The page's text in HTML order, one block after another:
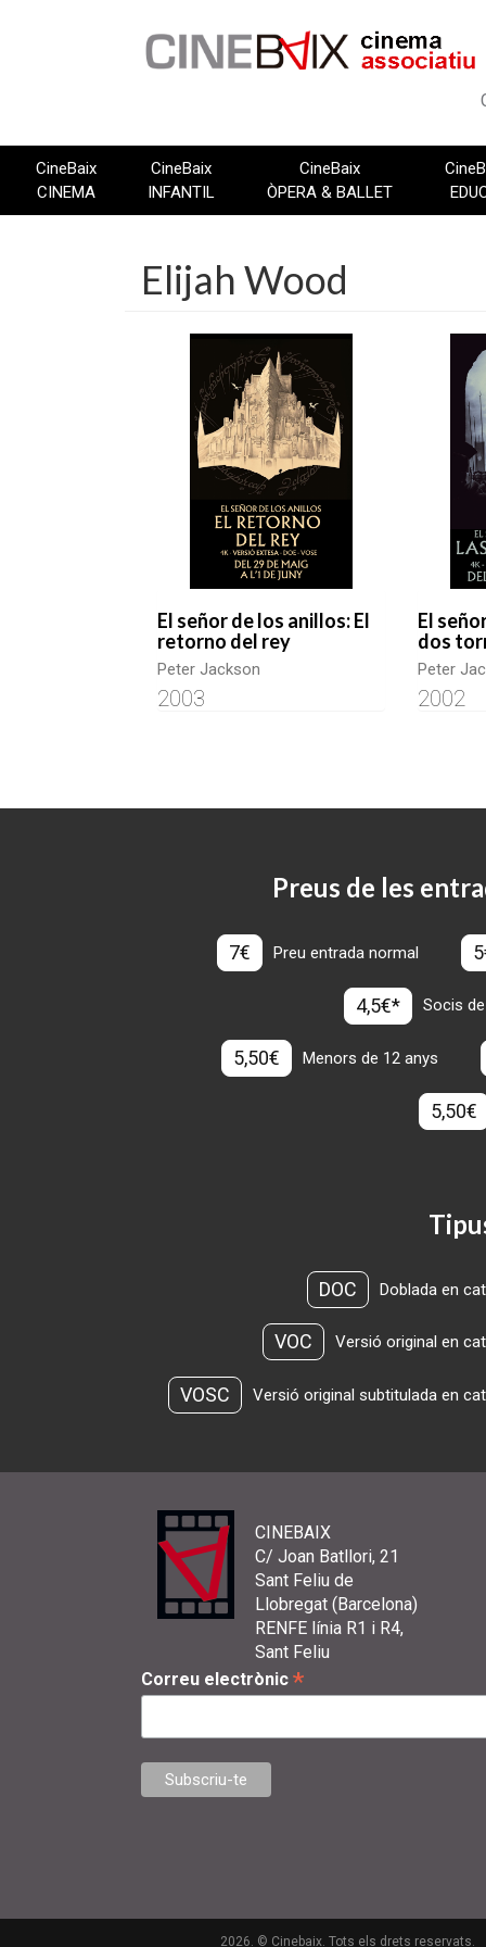
CineBaix
CINEMA
CineBaix
INFANTIL
CineBaix
ÒPERA & BALLET
Elijah Wood
El señor de los anillos: El
retorno del rey
Peter Jackson
2003
El
dos
Peter
2002
Preus de les
7€ Preu entrada normal
4,5€* Socis
5,50€ Menors de 12 anys
5,50€
DOC Doblada en
VOC Versió original en
VOSC Versió original subtitulada en
CINEBAIX
C/ Joan Batllori, 21
Sant Feliu de
Llobregat (Barcelona)
RENFE línia R1 i R4,
Sant Feliu
Correu electrònic *
2026. © Cinebaix. Tots els drets reservats.